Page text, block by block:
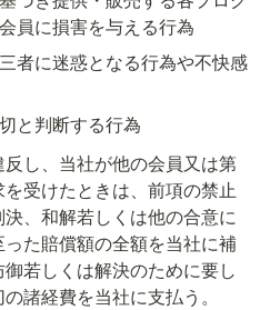
員に損害を与える行為
者に迷惑となる行為や不快感
と判断する行為
し、当社が他の会員又は第
受けたときは、前項の禁止
、和解若しくは他の合意に
た賠償額の全額を当社に補
若しくは解決のために要し
諸経費を当社に支払う。